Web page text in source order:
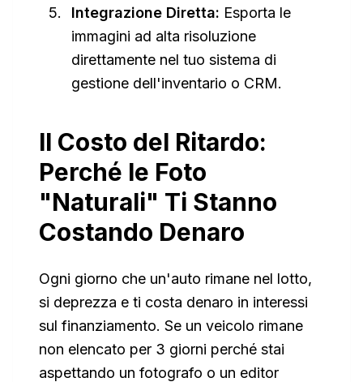
Integrazione Diretta: Esporta le
immagini ad alta risoluzione
direttamente nel tuo sistema di
gestione dell'inventario o CRM.
Il Costo del Ritardo:
Perché le Foto
"Naturali" Ti Stanno
Costando Denaro
Ogni giorno che un'auto rimane nel lotto,
si deprezza e ti costa denaro in interessi
sul finanziamento. Se un veicolo rimane
non elencato per 3 giorni perché stai
aspettando un fotografo o un editor